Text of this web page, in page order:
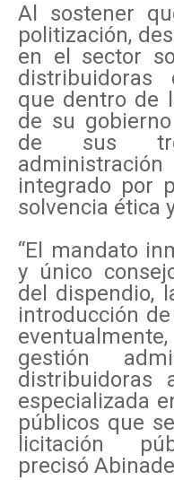
Al sostener
politización,
en el sector
distribuidoras
que dentro de
de su
de sus
integrado por
solvencia ética
“El mandato
y único
del dispendio,
introducción
gestión
distribuidoras
especializada
públicos que
licitación
precisó